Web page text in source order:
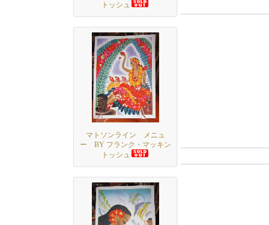
トッシュ
マトソンライン メニュ
ー BY フランク・マッキン
トッシュ